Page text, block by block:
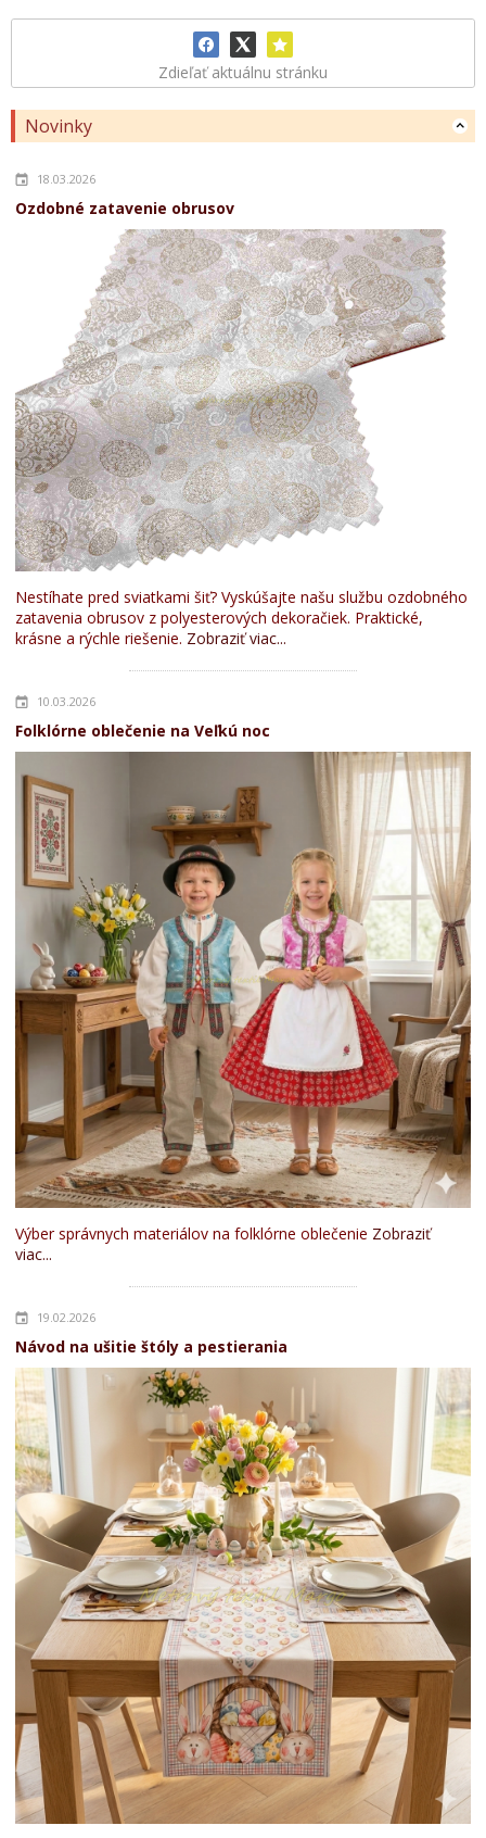
Zdieľať aktuálnu stránku
Novinky
18.03.2026
Ozdobné zatavenie obrusov
Nestíhate pred sviatkami šiť? Vyskúšajte našu službu ozdobného
zatavenia obrusov z polyesterových dekoračiek. Praktické,
krásne a rýchle riešenie. Zobraziť viac...
10.03.2026
Folklórne oblečenie na Veľkú noc
Výber správnych materiálov na folklórne oblečenie Zobraziť
viac...
19.02.2026
Návod na ušitie štóly a pestierania